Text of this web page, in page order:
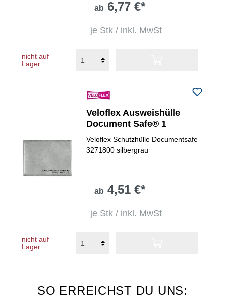
ab 6,77 €*
je Stk / inkl. MwSt
nicht auf
Lager
Veloflex Ausweishülle
Document Safe® 1
Veloflex Schutzhülle Documentsafe
3271800 silbergrau
ab 4,51 €*
je Stk / inkl. MwSt
nicht auf
Lager
SO ERREICHST DU UNS: